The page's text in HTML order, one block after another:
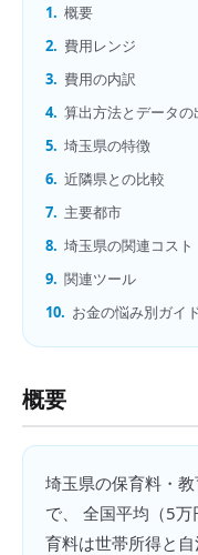
1. 概要
2. 費用レンジ
3. 費用の内訳
4. 算出方法とデータの
5. 埼玉県の特徴
6. 近隣県との比較
7. 主要都市
8. 埼玉県の関連コスト
9. 関連ツール
10. お金の悩み別ガイ
概要
埼玉県の保育料・
で、 全国平均（5万
育料は世帯所得と